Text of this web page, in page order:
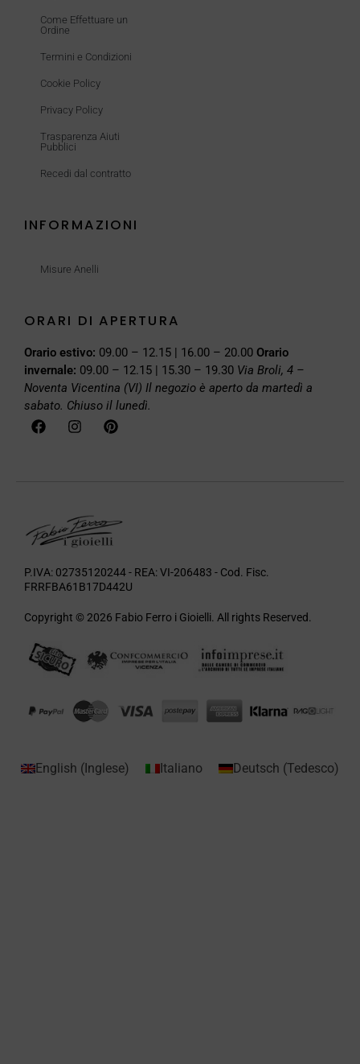
Come Effettuare un
Ordine
Termini e Condizioni
Cookie Policy
Privacy Policy
Trasparenza Aiuti
Pubblici
Recedi dal contratto
INFORMAZIONI
Misure Anelli
ORARI DI APERTURA
Orario estivo: 09.00 – 12.15 | 16.00 – 20.00 Orario
invernale: 09.00 – 12.15 | 15.30 – 19.30 Via Broli, 4 –
Noventa Vicentina (VI) Il negozio è aperto da martedì a
sabato. Chiuso il lunedì.
P.IVA: 02735120244 - REA: VI-206483 - Cod. Fisc.
FRRFBA61B17D442U
Copyright © 2026 Fabio Ferro i Gioielli. All rights Reserved.
English (Inglese) Italiano Deutsch (Tedesco)